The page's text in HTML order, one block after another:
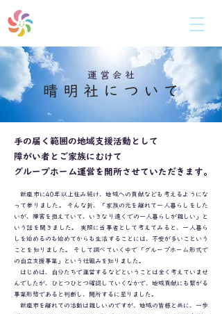
運 営 会 社
晴 明 社 に つ い て
手の届く範囲の地域支援活動として
障がい者とご家族にむけて
グループホーム運営を開所させていただきます。
新座市に40年以上住み続け、地域への貢献なども考えるようにな
って参りました。 そんな折、「家族の元を離れて一人暮らしをした
いが、障害を抱えていて、いきなり遠くでの一人暮らしが難しい」と
いう話を聞きました。 実際に当事者として考えてみると、一人暮ら
しを始めるのも始めてからも生活することには、不安が多いこという
ことを知りました。 そして調べていく中で「グループホーム形式で
の自立支援事業」という仕組みを知りました。
はじめは、自分たちで運営するなどということは全く考えていませ
んでしたが、ひとつひとつ確認していくなかで、地域貢献にも繋がる
事業形態であると判断し、開所するに至りました。
新座市を離れての活動は難しいのですが、地域の皆様と共に、一歩